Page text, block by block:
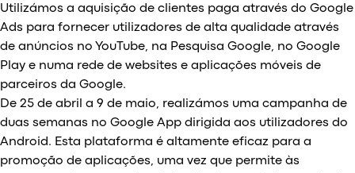
Utilizámos a aquisição de clientes paga através do Google
Ads para fornecer utilizadores de alta qualidade através
de anúncios no YouTube, na Pesquisa Google, no Google
Play e numa rede de websites e aplicações móveis de
parceiros da Google.
De 25 de abril a 9 de maio, realizámos uma campanha de
duas semanas no Google App dirigida aos utilizadores do
Android. Esta plataforma é altamente eficaz para a
promoção de aplicações, uma vez que permite às